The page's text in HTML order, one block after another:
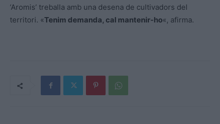
‘Aromis’ treballa amb una desena de cultivadors del
territori. «Tenim demanda, cal mantenir-ho«, afirma.